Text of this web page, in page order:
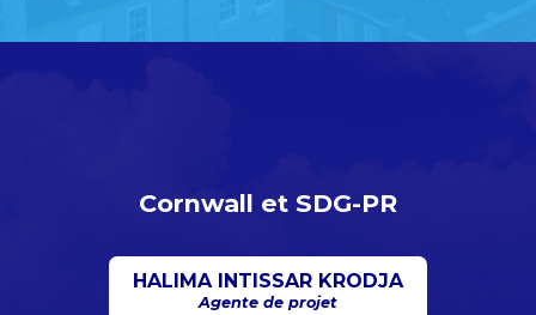
Cornwall et SDG-PR
HALIMA INTISSAR KRODJA
Agente de projet